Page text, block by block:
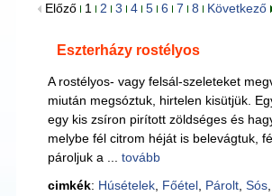
Előző
1 2 3 4 5 6 7 8 Következő
Eszterházy rostélyos
A rostélyos- vagy felsál-szeleteket
miután megsóztuk, hirtelen kisütjük.
egy kis zsíron pirított zöldséges és
melybe fél citrom héját is belevágtuk,
pároljuk a ... tovább
cimkék: Húsételek, Főétel, Párolt, Sós,